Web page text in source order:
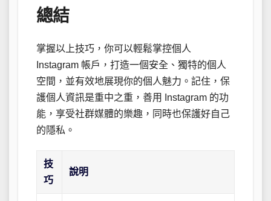
總結
掌握以上技巧，你可以輕鬆掌控個人
Instagram 帳戶，打造一個安全、獨特的個人
空間，並有效地展現你的個人魅力。記住，保
護個人資訊是重中之重，善用 Instagram 的功
能，享受社群媒體的樂趣，同時也保護好自己
的隱私。
技
巧
說明